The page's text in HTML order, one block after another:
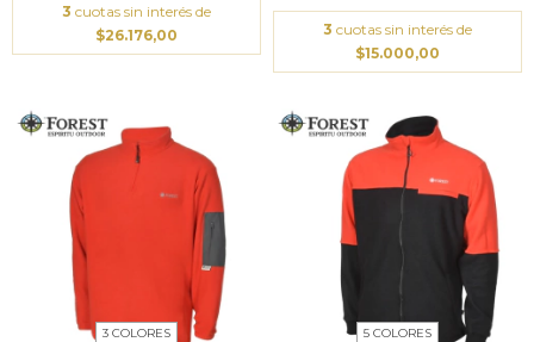
3 cuotas sin interés de
$26.176,00
3 cuotas sin interés de
$15.000,00
3 COLORES 5 COLORES